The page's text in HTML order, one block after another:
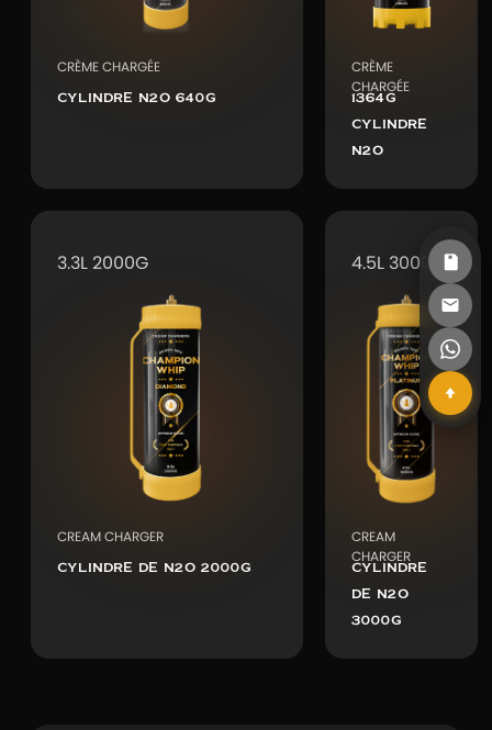
CRÈME CHARGÉE
CYLINDRE N2O 640G
CRÈME
CHARGÉE
1364G
CYLINDRE
N2O
3.3L 2000G
CREAM CHARGER
CYLINDRE DE N2O 2000G
4.5L 3000G
CREAM
CHARGER
CYLINDRE
DE N2O
3000G